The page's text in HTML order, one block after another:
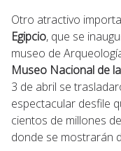
Otro atractivo
Egipcio, que se
museo de
Museo Nacional de
3 de abril se
espectacular desfile
cientos de millones
donde se mostrarán